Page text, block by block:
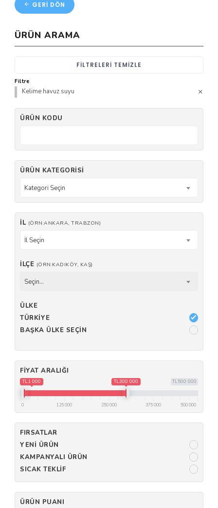
GERI DÖN
ÜRÜN ARAMA
FILTRELERI TEMIZLE
Filtre
Kelime havuz suyu
ÜRÜN KODU
ÜRÜN KATEGORISI
Kategori Seçin
İL (ÖRN:ANKARA, TRABZON)
İl Seçin
İLÇE (ÖRN:KADIKÖY, KAŞ)
Seçin...
ÜLKE
TÜRKIYE
BAŞKA ÜLKE SEÇIN
FIYAT ARALIĞI
TL500 000
TL1 000 TL300 000
0 125 000 250 000 375 000 500 000
FIRSATLAR
YENI ÜRÜN
KAMPANYALI ÜRÜN
SICAK TEKLIF
ÜRÜN PUANI